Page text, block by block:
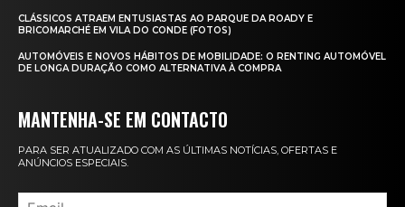
CLÁSSICOS ATRAEM ENTUSIASTAS AO PARQUE DA ROADY E
BRICOMARCHÉ EM VILA DO CONDE (FOTOS)
AUTOMÓVEIS E NOVOS HÁBITOS DE MOBILIDADE: O RENTING AUTOMÓVEL
DE LONGA DURAÇÃO COMO ALTERNATIVA À COMPRA
MANTENHA-SE EM CONTACTO
PARA SER ATUALIZADO COM AS ÚLTIMAS NOTÍCIAS, OFERTAS E
ANÚNCIOS ESPECIAIS.